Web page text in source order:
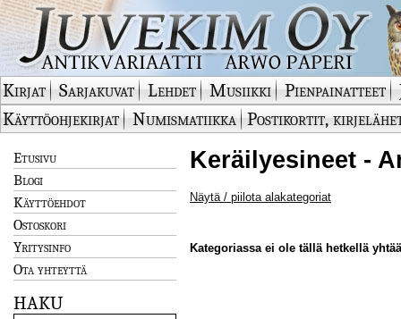
Kirjat Sarjakuvat Lehdet Musiikki Pienpainatteet
Käyttöohjekirjat
Numismatiikka Postikortit,
Etusivu
Blogi
Käyttöehdot
Ostoskori
Yritysinfo
Ota yhteyttä
HAKU
Keräilyesineet -
Näytä / piilota alakategoriat
Kategoriassa ei ole tällä hetkellä